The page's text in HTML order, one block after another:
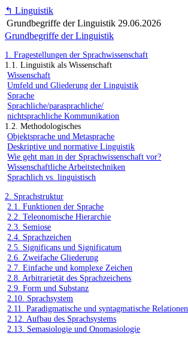
↰ Linguistik
Grundbegriffe der Linguistik 29.06.2026
Grundbegriffe der Linguistik
1. Fragestellungen der Sprachwissenschaft
1.1. Linguistik als Wissenschaft
Wissenschaft
Umfeld und Gliederung der Linguistik
Sprache
Sprachliche/parasprachliche/
nichtsprachliche Kommunikation
1.2. Methodologisches
Objektsprache und Metasprache
Deskriptive und normative Linguistik
Wie geht man in der Sprachwissenschaft vor?
Wissenschaftliche Arbeitstechniken
Sprachlich vs. linguistisch
2. Sprachstruktur
2.1. Funktionen der Sprache
2.2. Teleonomische Hierarchie
2.3. Semiose
2.4. Sprachzeichen
2.5. Significans und Significatum
2.6. Zweifache Gliederung
2.7. Einfache und komplexe Zeichen
2.8. Arbitrarietät des Sprachzeichens
2.9. Form und Substanz
2.10. Sprachsystem
2.11. Paradigmatische und syntagmatische Relationen
2.12. Aufbau des Sprachsystems
2.13. Semasiologie und Onomasiologie